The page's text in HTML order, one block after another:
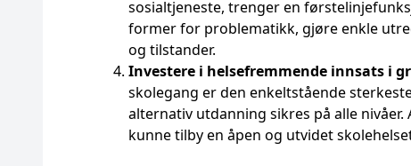
sosialtjeneste, trenger en
former for problematikk, gjøre enkle
og tilstander.
Investere i helsefremmende innsats i
skolegang er den enkeltstående
alternativ utdanning sikres på alle
kunne tilby en åpen og utvidet